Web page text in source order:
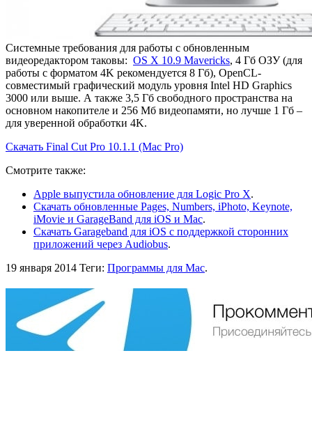
Системные требования для работы с обновленным
видеоредактором таковы: OS X 10.9 Mavericks, 4 Гб ОЗУ (для
работы с форматом 4K рекомендуется 8 Гб), OpenCL-
совместимый графический модуль уровня Intel HD Graphics
3000 или выше. А также 3,5 Гб свободного пространства на
основном накопителе и 256 Мб видеопамяти, но лучше 1 Гб –
для уверенной обработки 4K.
Скачать Final Cut Pro 10.1.1 (Mac Pro)
Смотрите также:
Apple выпустила обновление для Logic Pro X.
Скачать обновленные Pages, Numbers, iPhoto, Keynote,
iMovie и GarageBand для iOS и Mac.
Скачать Garageband для iOS с поддержкой сторонних
приложений через Audiobus.
19 января 2014 Теги: Программы для Mac.